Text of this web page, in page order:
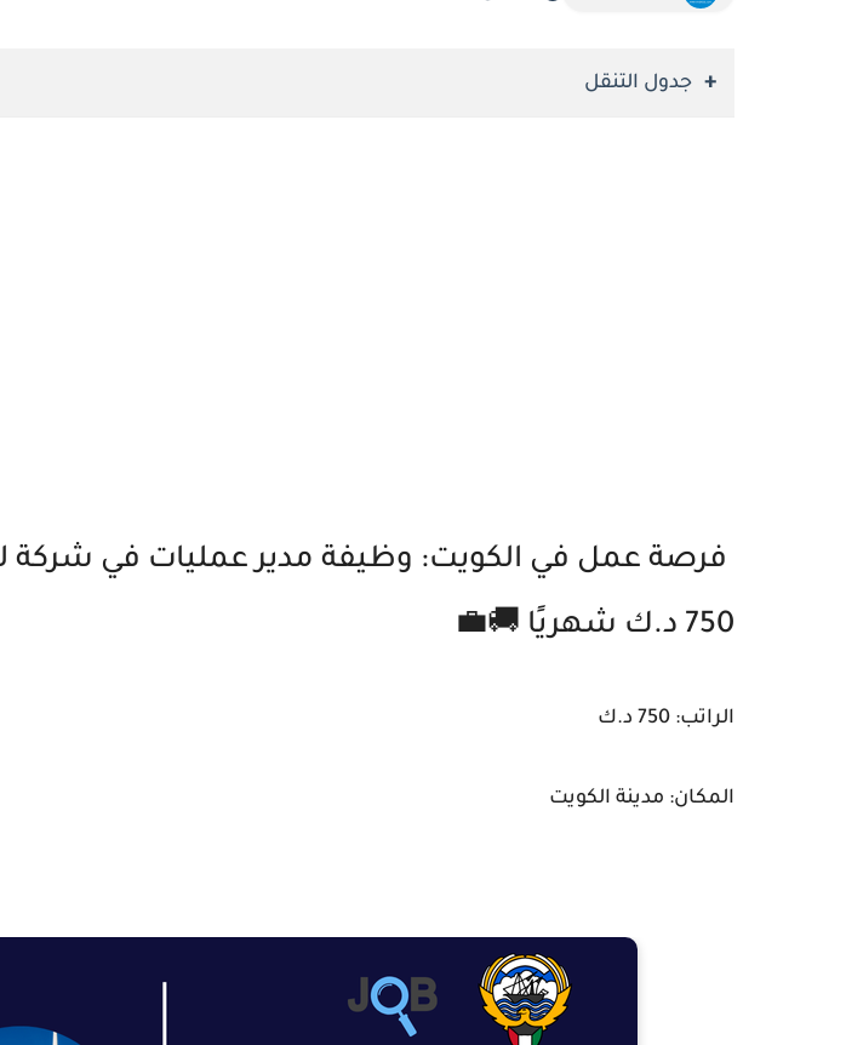
جدول التنقل
فرصة عمل في الكويت: وظيفة مدير عمليات في شركة
750 د.ك شهريًا 🚚💼
الراتب: 750 د.ك
المكان: مدينة الكويت